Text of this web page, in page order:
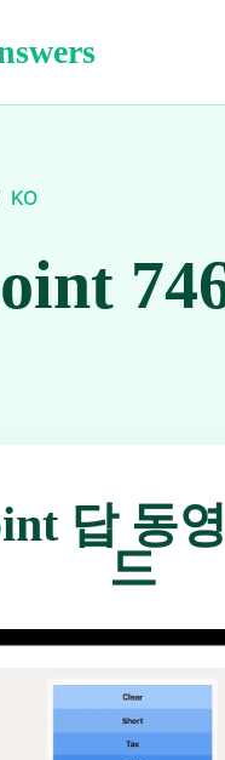
KO
답 동
드